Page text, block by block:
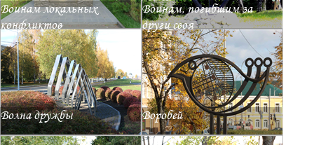
Воинам локальных
конфликтов
Воинам, погибшим за
други своя
Волна дружбы Воробей